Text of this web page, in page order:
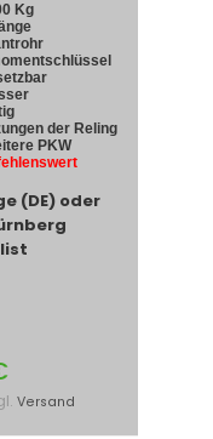
Kg
der Reling
PKW
(DE) oder
Versand